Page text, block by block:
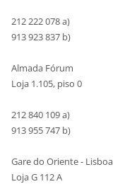
212 222 078 a)
913 923 837 b)
Almada Fórum
Loja 1.105, piso 0
212 840 109 a)
913 955 747 b)
Gare do Oriente - Lisboa
Loja G 112 A